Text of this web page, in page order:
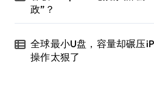
政”？
全球最小U盘，容量却碾压
操作太狠了